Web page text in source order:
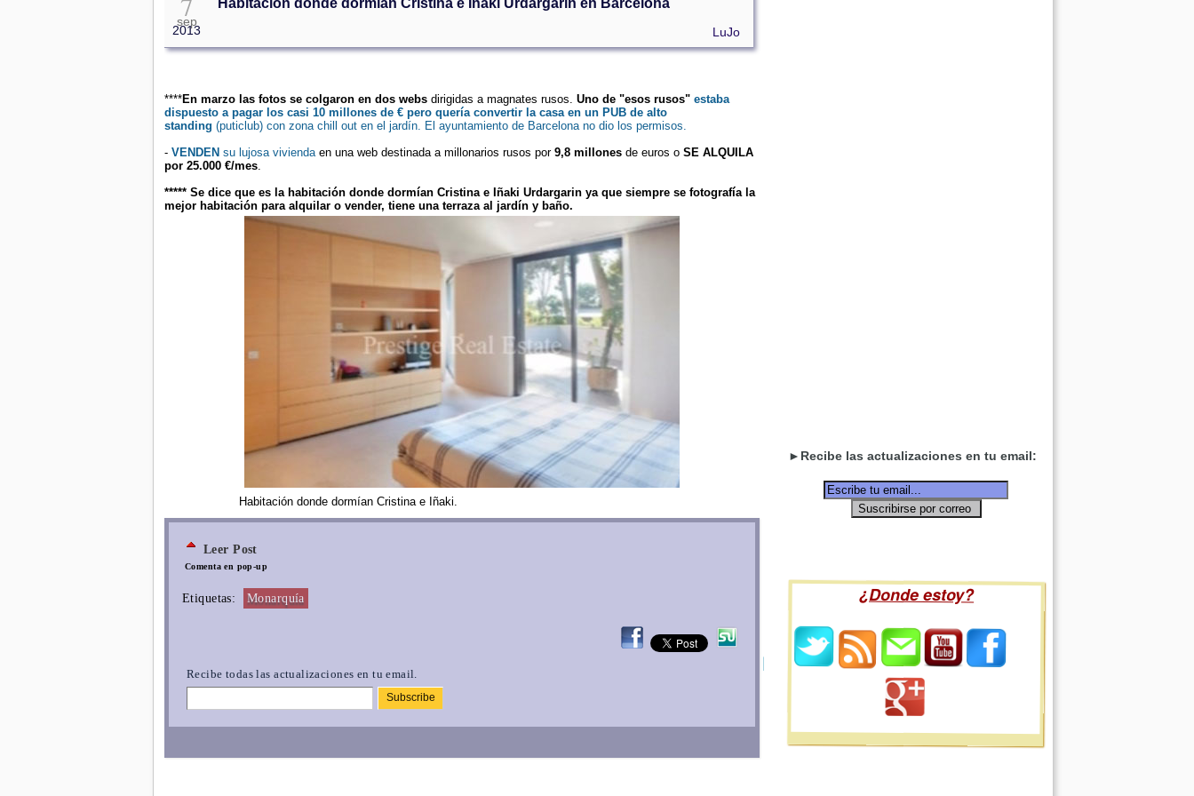
sep
2013
Habitación donde dormían Cristina e Iñaki Urdargarin en Barcelona
LuJo
****En marzo las fotos se colgaron en dos webs dirigidas a magnates rusos. Uno de "esos rusos" estaba
dispuesto a pagar los casi 10 millones de € pero quería convertir la casa en un PUB de alto
standing (puticlub) con zona chill out en el jardín. El ayuntamiento de Barcelona no dio los permisos.
- VENDEN su lujosa viviendaen una web destinada a millonarios rusos por 9,8 millones de euros o SE ALQUILA
por 25.000 €/mes.
***** Se dice que es la habitación donde dormían Cristina e Iñaki Urdargarin ya que siempre se fotografía la
mejor habitación para alquilar o vender, tiene una terraza al jardín y baño.
Habitación donde dormían Cristina e Iñaki.
Leer Post
Comenta en pop-up
Etiquetas: Monarquía
Recibe todas las actualizaciones en tu email.
►Recibe las actualizaciones en tu email:
¿Donde estoy?